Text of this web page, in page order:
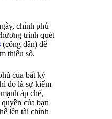
chính phủ
trình quét
(công dân) để
thiểu số.
của bất kỳ
đó là sự kiểm
áp chế,
của bạn
lên tài chính